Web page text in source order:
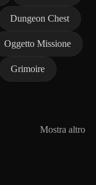
Dungeon Chest
Oggetto Missione
Grimoire
Mostra altro